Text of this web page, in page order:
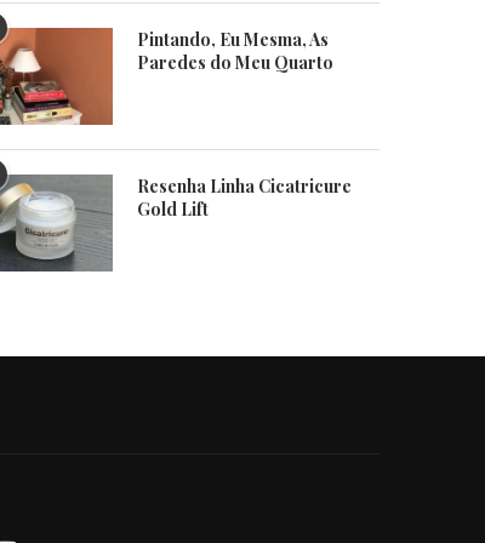
Pintando, Eu Mesma, As
Paredes do Meu Quarto
Resenha Linha Cicatricure
Gold Lift